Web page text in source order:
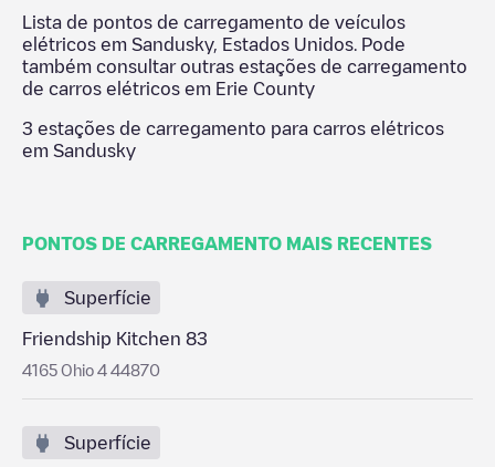
Lista de pontos de carregamento de veículos
elétricos em Sandusky, Estados Unidos . Pode
também consultar outras estações de carregamento
de carros elétricos em Erie County
3 estações de carregamento para carros elétricos
em Sandusky
PONTOS DE CARREGAMENTO MAIS RECENTES
Superfície
Friendship Kitchen 83
4165 Ohio 4 44870
Superfície